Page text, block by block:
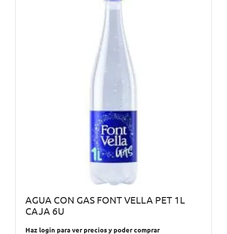
AGUA CON GAS FONT VELLA PET 1L
CAJA 6U
Haz login para ver precios y poder comprar